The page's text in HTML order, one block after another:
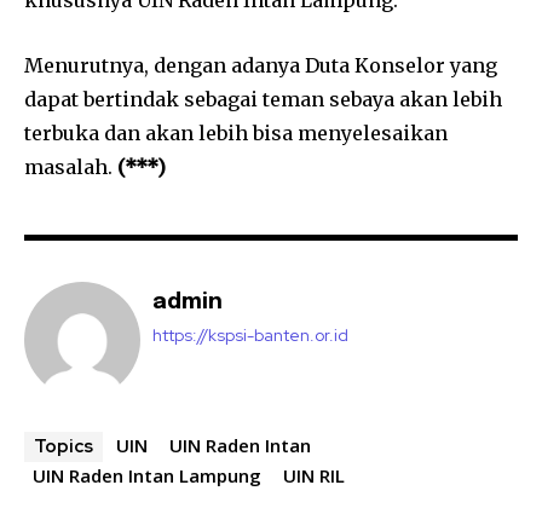
Menurutnya, dengan adanya Duta Konselor yang
dapat bertindak sebagai teman sebaya akan lebih
terbuka dan akan lebih bisa menyelesaikan
masalah. (***)
admin
https://kspsi-banten.or.id
Topics UIN
UIN Raden Intan
UIN Raden Intan Lampung
UIN RIL